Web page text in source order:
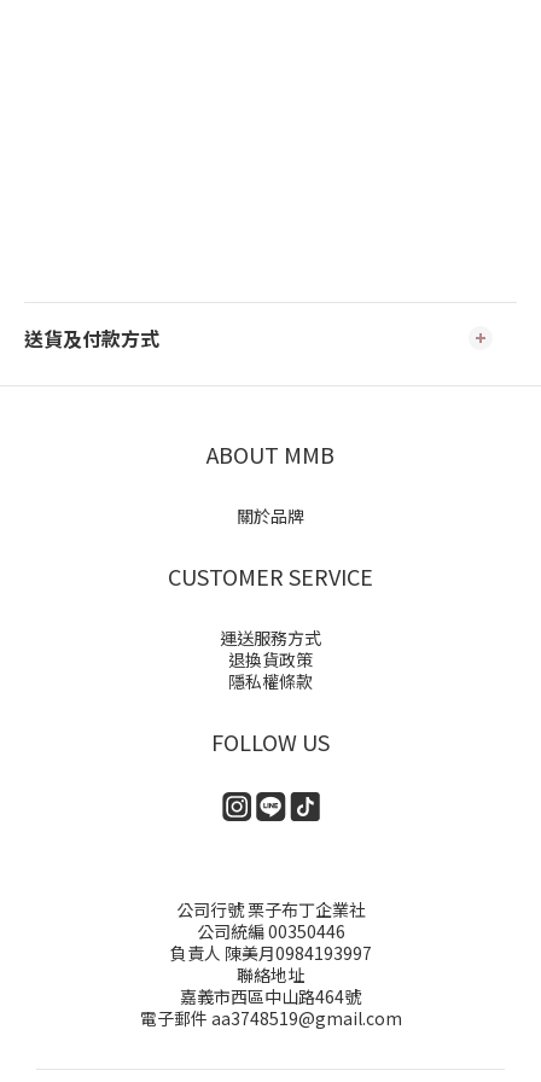
送貨及付款方式
ABOUT MMB
關於品牌
CUSTOMER SERVICE
運送服務方式
退換貨政策
隱私權條款
FOLLOW US
公司行號 栗子布丁企業社
公司統編 00350446
負責人 陳美月0984193997
聯絡地址
嘉義市西區中山路464號
電子郵件 aa3748519@gmail.com